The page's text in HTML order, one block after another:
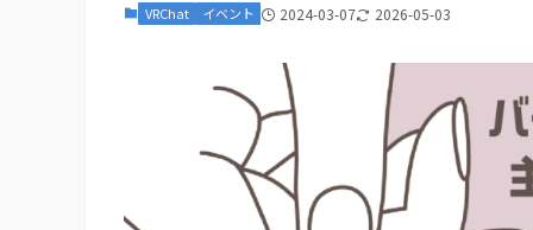
VRChat イベント 2024-03-07 2026-05-03